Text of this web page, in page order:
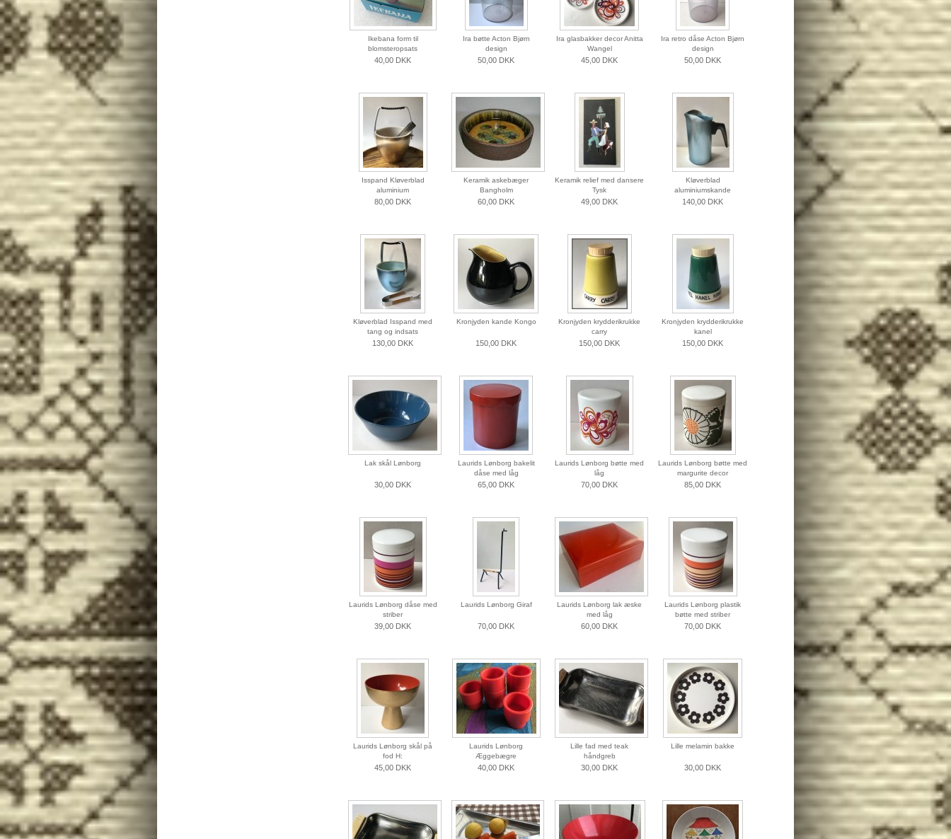
Ikebana form til
blomsteropsats
40,00 DKK
Ira bøtte Acton Bjørn
design
50,00 DKK
Ira glasbakker decor Anitta
Wangel
45,00 DKK
Ira retro dåse Acton Bjørn
design
50,00 DKK
Isspand Kløverblad
aluminium
80,00 DKK
Keramik askebæger
Bangholm
60,00 DKK
Keramik relief med dansere
Tysk
49,00 DKK
Kløverblad
aluminiumskande
140,00 DKK
Kløverblad Isspand med
tang og indsats
130,00 DKK
Kronjyden kande Kongo
150,00 DKK
Kronjyden krydderikrukke
carry
150,00 DKK
Kronjyden krydderikrukke
kanel
150,00 DKK
Lak skål Lønborg
30,00 DKK
Laurids Lønborg bakelit
dåse med låg
65,00 DKK
Laurids Lønborg bøtte med
låg
70,00 DKK
Laurids Lønborg bøtte med
margurite decor
85,00 DKK
Laurids Lønborg dåse med
striber
39,00 DKK
Laurids Lønborg Giraf
70,00 DKK
Laurids Lønborg lak æske
med låg
60,00 DKK
Laurids Lønborg plastik
bøtte med striber
70,00 DKK
Laurids Lønborg skål på
fod H:
45,00 DKK
Laurids Lønborg
Æggebægre
40,00 DKK
Lille fad med teak
håndgreb
30,00 DKK
Lille melamin bakke
30,00 DKK